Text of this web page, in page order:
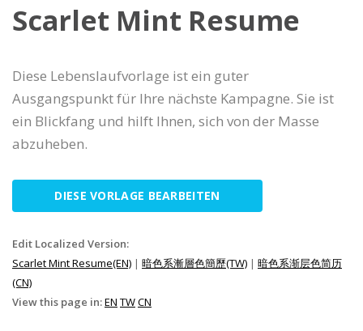
Scarlet Mint Resume
Diese Lebenslaufvorlage ist ein guter
Ausgangspunkt für Ihre nächste Kampagne. Sie ist
ein Blickfang und hilft Ihnen, sich von der Masse
abzuheben.
DIESE VORLAGE BEARBEITEN
Edit Localized Version:
Scarlet Mint Resume(EN) | 暗色系漸層色簡歷(TW) | 暗色系渐层色简历
(CN)
View this page in:EN TWCN